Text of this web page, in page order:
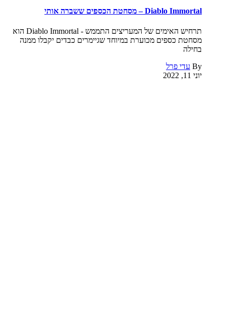
Diablo Immortal – מסחטת הכספים ששברה אותי
תרחיש האימים של המעריצים התממש - Diablo Immortal הוא
מסחטת כספים מכוערת במיוחד שגיימרים כבדים יקבלו ממנה
בחילה
By עדי פרל
יוני 11, 2022